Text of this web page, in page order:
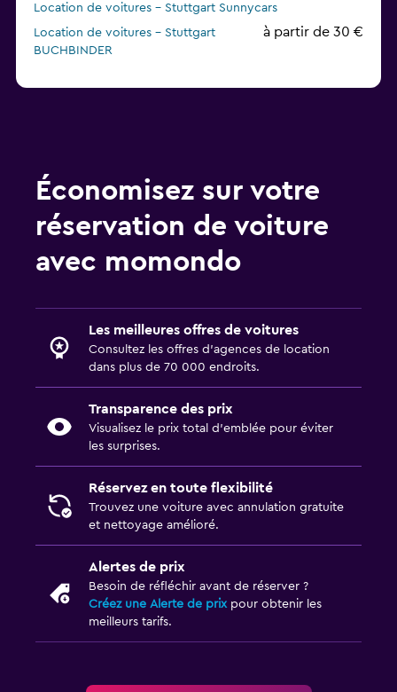
Location de voitures - Stuttgart Sunnycars
Location de voitures - Stuttgart
BUCHBINDER
à partir de 30 €
Économisez sur votre
réservation de voiture
avec momondo
Les meilleures offres de voitures
Consultez les offres d’agences de location
dans plus de 70 000 endroits.
Transparence des prix
Visualisez le prix total d’emblée pour éviter
les surprises.
Réservez en toute flexibilité
Trouvez une voiture avec annulation gratuite
et nettoyage amélioré.
Alertes de prix
Besoin de réfléchir avant de réserver ?
Créez une Alerte de prixpour obtenir les
meilleurs tarifs.